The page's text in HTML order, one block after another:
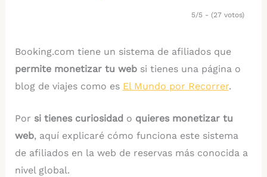
5/5 - (27 votos)
Booking.com tiene un sistema de afiliados que
permite monetizar tu websi tienes una página o
blog de viajes como es El Mundo por Recorrer.
Por si tienes curiosidad o quieres monetizar tu
web, aquí explicaré cómo funciona este sistema
de afiliados en la web de reservas más conocida a
nivel global.